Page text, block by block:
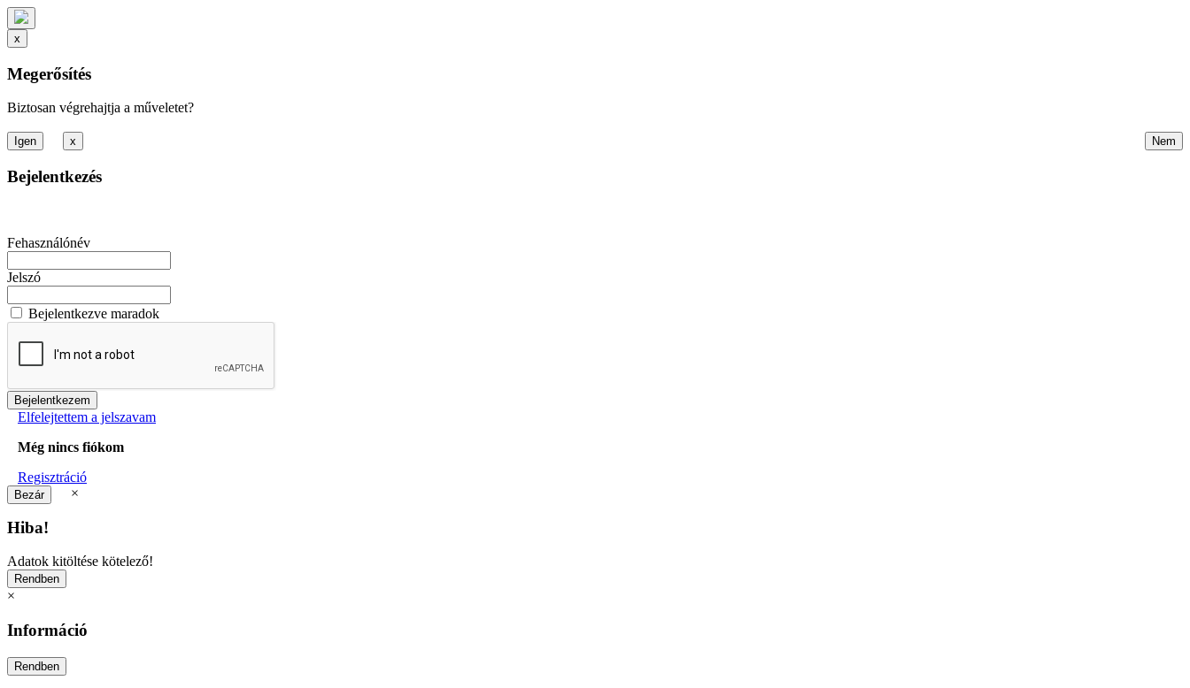
x
Megerősítés
Biztosan végrehajtja a műveletet?
x
Bejelentkezés
Fehasználónév
Jelszó
Bejelentkezve maradok
Elfelejtettem a jelszavam
Még nincs fiókom
Regisztráció
×
Hiba!
Adatok kitöltése kötelező!
×
Információ